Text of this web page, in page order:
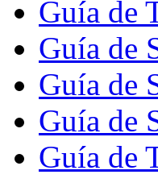
Guía de
Guía de
Guía de
Guía de
Guía de